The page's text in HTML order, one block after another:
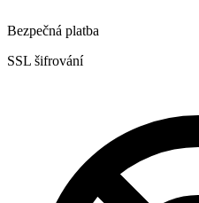
Bezpečná platba
SSL šifrování